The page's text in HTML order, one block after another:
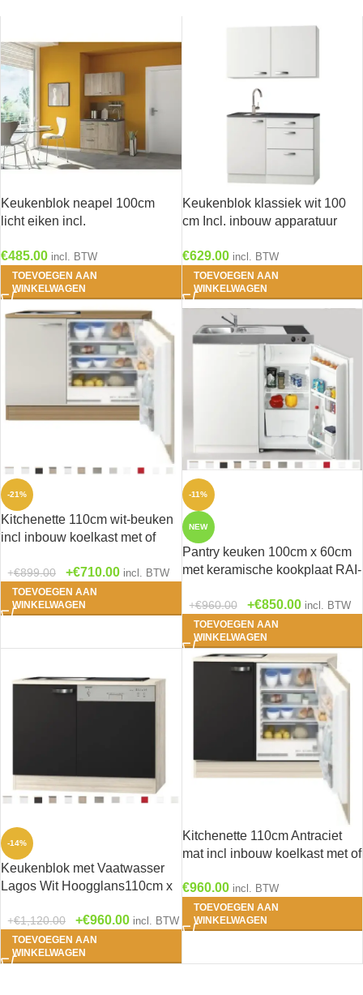
Keukenblok neapel 100cm
licht eiken incl.
€485.00 incl. BTW
TOEVOEGEN AAN
WINKELWAGEN
Keukenblok klassiek wit 100
cm Incl. inbouw apparatuur
€629.00 incl. BTW
TOEVOEGEN AAN
WINKELWAGEN
-21%
Kitchenette 110cm wit-beuken
incl inbouw koelkast met of
€899.00 €710.00 incl. BTW
TOEVOEGEN AAN
WINKELWAGEN
-11%
NEW
Pantry keuken 100cm x 60cm
met keramische kookplaat RAI-
€960.00 €850.00 incl. BTW
TOEVOEGEN AAN
WINKELWAGEN
-14%
Keukenblok met Vaatwasser
Lagos Wit Hoogglans110cm x
€1,120.00 €960.00 incl. BTW
TOEVOEGEN AAN
WINKELWAGEN
Kitchenette 110cm Antraciet
mat incl inbouw koelkast met of
€960.00 incl. BTW
TOEVOEGEN AAN
WINKELWAGEN